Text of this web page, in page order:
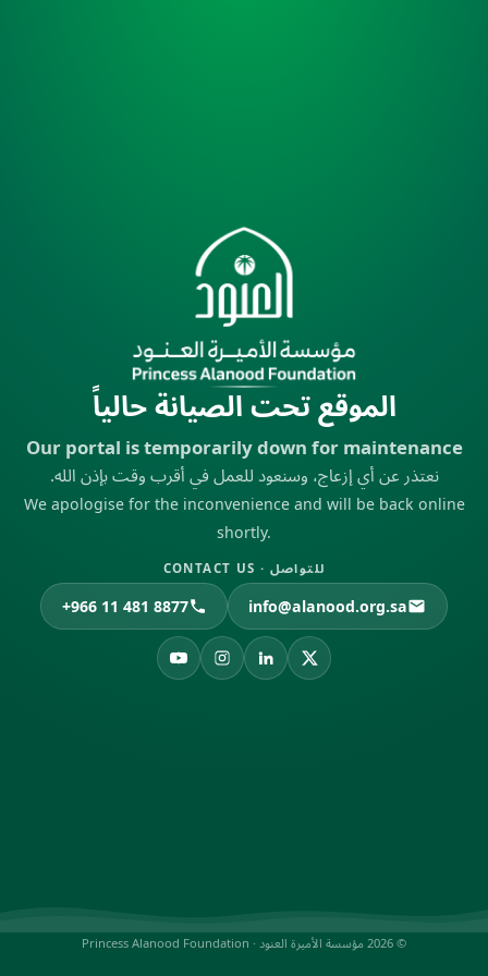
الموقع تحت الصيانة حالياً
Our portal is temporarily down for maintenance
نعتذر عن أي إزعاج، وسنعود للعمل في أقرب وقت بإذن الله.
We apologise for the inconvenience and will be back online
shortly.
للتواصل · CONTACT US
info@alanood.org.sa
+966 11 481 8877
© 2026 مؤسسة الأميرة العنود · Princess Alanood Foundation